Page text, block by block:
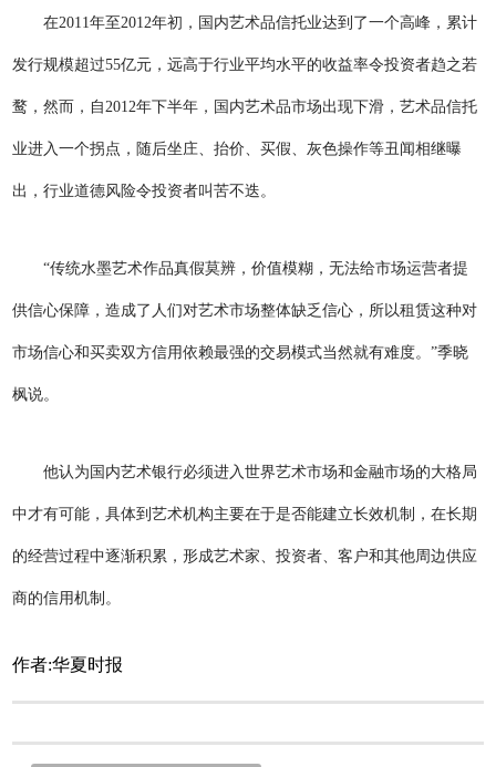
在2011年至2012年初，国内艺术品信托业达到了一个高峰，累计
发行规模超过55亿元，远高于行业平均水平的收益率令投资者趋之若
鹜，然而，自2012年下半年，国内艺术品市场出现下滑，艺术品信托
业进入一个拐点，随后坐庄、抬价、买假、灰色操作等丑闻相继曝
出，行业道德风险令投资者叫苦不迭。
“传统水墨艺术作品真假莫辨，价值模糊，无法给市场运营者提
供信心保障，造成了人们对艺术市场整体缺乏信心，所以租赁这种对
市场信心和买卖双方信用依赖最强的交易模式当然就有难度。”季晓
枫说。
他认为国内艺术银行必须进入世界艺术市场和金融市场的大格局
中才有可能，具体到艺术机构主要在于是否能建立长效机制，在长期
的经营过程中逐渐积累，形成艺术家、投资者、客户和其他周边供应
商的信用机制。
作者:华夏时报